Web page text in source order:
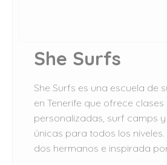
She Surfs
She Surfs es una escuela de
en Tenerife que ofrece clases
personalizadas, surf camps
únicas para todos los
dos hermanos e inspirada